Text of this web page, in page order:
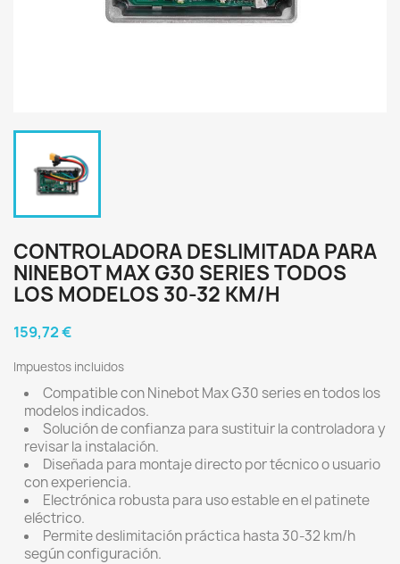
CONTROLADORA DESLIMITADA PARA
NINEBOT MAX G30 SERIES TODOS
LOS MODELOS 30-32 KM/H
159,72 €
Impuestos incluidos
Compatible con Ninebot Max G30 series en todos los
modelos indicados.
Solución de confianza para sustituir la controladora y
revisar la instalación.
Diseñada para montaje directo por técnico o usuario
con experiencia.
Electrónica robusta para uso estable en el patinete
eléctrico.
Permite deslimitación práctica hasta 30-32 km/h
según configuración.